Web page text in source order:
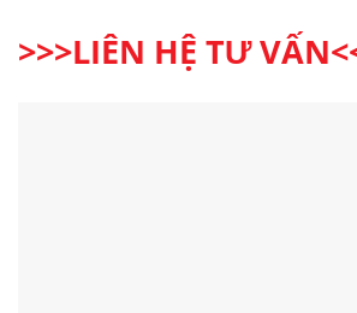
>>>LIÊN HỆ TƯ